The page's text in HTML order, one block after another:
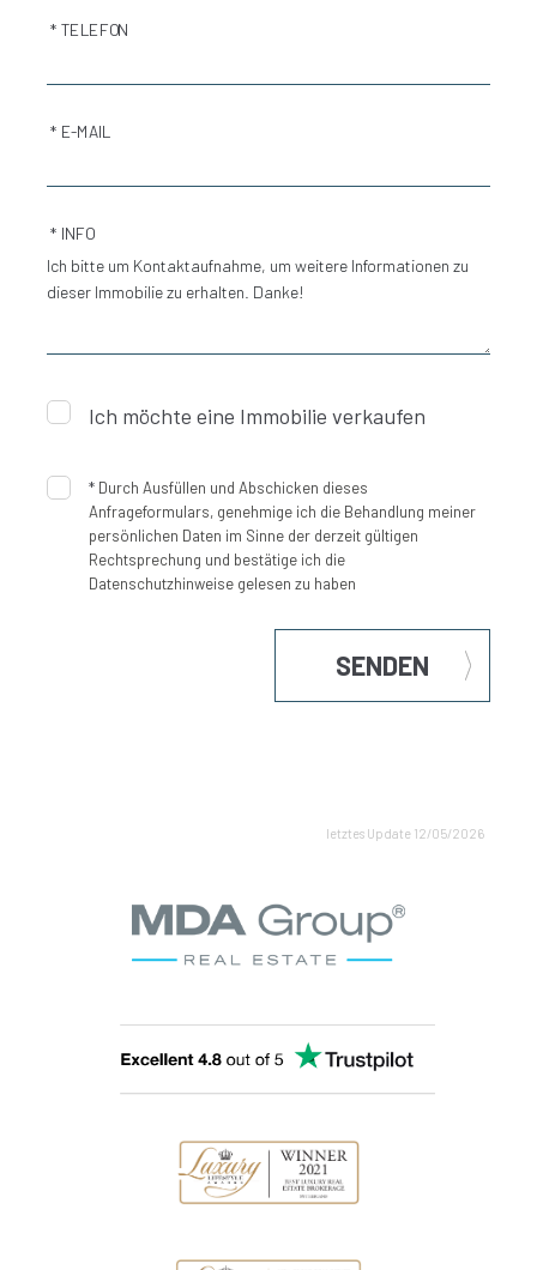
* TELEFON
* E-MAIL
* INFO
Ich möchte eine Immobilie verkaufen
* Durch Ausfüllen und Abschicken dieses
Anfrageformulars, genehmige ich die Behandlung meiner
persönlichen Daten im Sinne der derzeit gültigen
Rechtsprechung und bestätige ich die
Datenschutzhinweise gelesen zu haben
SENDEN
letztes Update 12/05/2026